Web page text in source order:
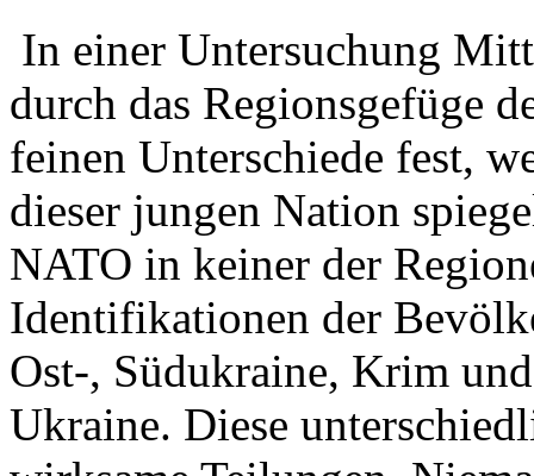
In einer Untersuchung
durch das Regionsgefüge
feinen Unterschiede fest,
dieser jungen Nation
NATO in keiner der
Identifikationen der
Ost-, Südukraine, Krim
Ukraine. Diese